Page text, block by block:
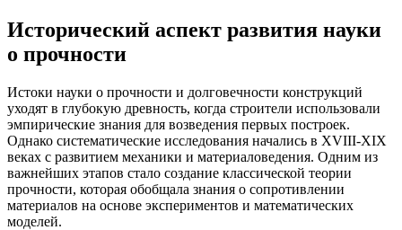
Исторический аспект развития науки
о прочности
Истоки науки о прочности и долговечности конструкций
уходят в глубокую древность, когда строители использовали
эмпирические знания для возведения первых построек.
Однако систематические исследования начались в XVIII-XIX
веках с развитием механики и материаловедения. Одним из
важнейших этапов стало создание классической теории
прочности, которая обобщала знания о сопротивлении
материалов на основе экспериментов и математических
моделей.